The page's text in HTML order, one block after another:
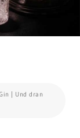
| Und dran